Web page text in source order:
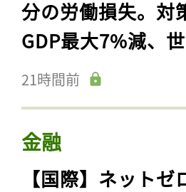
分の労働損失。対
GDP最大7%減、
21時間前
金融
【国際】ネット